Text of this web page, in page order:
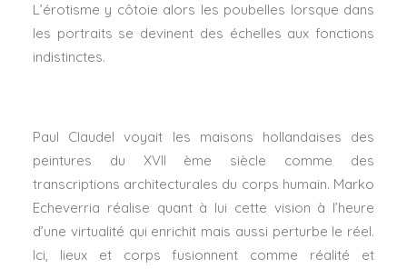
L’érotisme y côtoie alors les poubelles lorsque dans
les portraits se devinent des échelles aux fonctions
indistinctes.
Paul Claudel voyait les maisons hollandaises des
peintures du XVII ème siècle comme des
transcriptions architecturales du corps humain. Marko
Echeverria réalise quant à lui cette vision à l’heure
d’une virtualité qui enrichit mais aussi perturbe le réel.
Ici, lieux et corps fusionnent comme réalité et